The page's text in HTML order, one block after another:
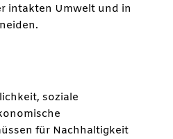
intakten Umwelt und in
soziale
für Nachhaltigkeit